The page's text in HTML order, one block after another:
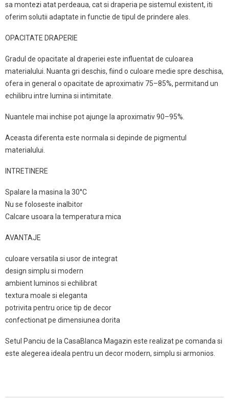
sa montezi atat perdeaua, cat si draperia pe sistemul existent, iti
oferim solutii adaptate in functie de tipul de prindere ales.
OPACITATE DRAPERIE
Gradul de opacitate al draperiei este influentat de culoarea
materialului. Nuanta gri deschis, fiind o culoare medie spre deschisa,
ofera in general o opacitate de aproximativ 75–85%, permitand un
echilibru intre lumina si intimitate.
Nuantele mai inchise pot ajunge la aproximativ 90–95%.
Aceasta diferenta este normala si depinde de pigmentul
materialului.
INTRETINERE
Spalare la masina la 30°C
Nu se foloseste inalbitor
Calcare usoara la temperatura mica
AVANTAJE
culoare versatila si usor de integrat
design simplu si modern
ambient luminos si echilibrat
textura moale si eleganta
potrivita pentru orice tip de decor
confectionat pe dimensiunea dorita
Setul Panciu de la CasaBlanca Magazin este realizat pe comanda si
este alegerea ideala pentru un decor modern, simplu si armonios.